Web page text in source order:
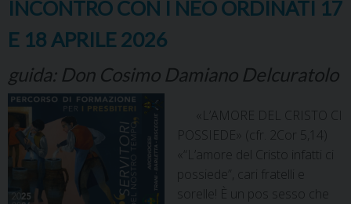
INCONTRO CON I NEO ORDINATI 17
E 18 APRILE 2026
guida: Don Cosimo Damiano Delcuratolo
«L’AMORE DEL CRISTO CI
POSSIEDE» (cfr. 2Cor 5,14)
«“L’amore del Cristo infatti ci
possiede”, cari fratelli e
sorelle! È un pos sesso che